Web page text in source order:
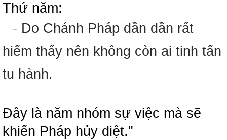
Thứ năm:
- Do Chánh Pháp dần dần rất
hiếm thấy nên không còn ai tinh tấn
tu hành.
Đây là năm nhóm sự việc mà sẽ
khiến Pháp hủy diệt."